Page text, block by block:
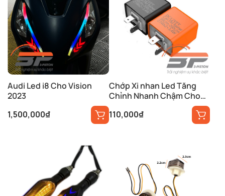
Audi Led i8 Cho Vision
2023
1,500,000₫
Chớp Xi nhan Led Tăng
Chỉnh Nhanh Chậm Cho
Xe Máy
110,000₫